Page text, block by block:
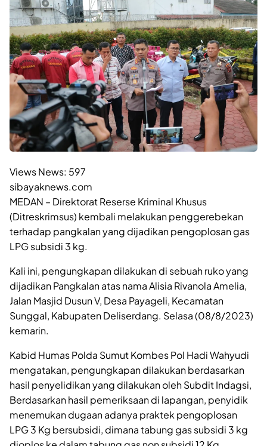
Views News: 597
sibayaknews.com
MEDAN – Direktorat Reserse Kriminal Khusus
(Ditreskrimsus) kembali melakukan penggerebekan
terhadap pangkalan yang dijadikan pengoplosan gas
LPG subsidi 3 kg.
Kali ini, pengungkapan dilakukan di sebuah ruko yang
dijadikan Pangkalan atas nama Alisia Rivanola Amelia,
Jalan Masjid Dusun V, Desa Payageli, Kecamatan
Sunggal, Kabupaten Deliserdang. Selasa (08/8/2023)
kemarin.
Kabid Humas Polda Sumut Kombes Pol Hadi Wahyudi
mengatakan, pengungkapan dilakukan berdasarkan
hasil penyelidikan yang dilakukan oleh Subdit Indagsi,
Berdasarkan hasil pemeriksaan di lapangan, penyidik
menemukan dugaan adanya praktek pengoplosan
LPG 3 Kg bersubsidi, dimana tabung gas subsidi 3 kg